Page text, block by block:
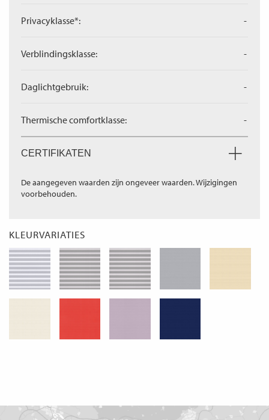
Privacyklasse*: -
Verblindingsklasse: -
Daglichtgebruik: -
Thermische comfortklasse: -
CERTIFIKATEN
De aangegeven waarden zijn ongeveer waarden. Wijzigingen
voorbehouden.
KLEURVARIATIES